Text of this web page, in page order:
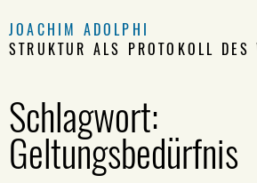
JOACHIM ADOLPHI
STRUKTUR ALS PROTOKOLL DES
Schlagwort:
Geltungsbedürfnis